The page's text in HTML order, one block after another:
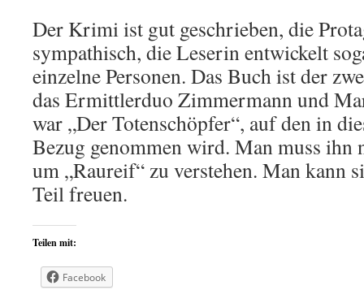
Der Krimi ist gut geschrieben, die
sympathisch, die Leserin entwickelt
einzelne Personen. Das Buch ist der
das Ermittlerduo Zimmermann und
war „Der Totenschöpfer“, auf den in
Bezug genommen wird. Man muss ihn
um „Raureif“ zu verstehen. Man kann
Teil freuen.
Teilen mit:
Facebook